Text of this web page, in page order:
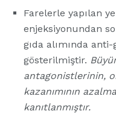
Farelerle yapılan
enjeksiyonundan
gıda alımında
gösterilmiştir.
antagonistlerinin,
kazanımının
kanıtlanmıştır.